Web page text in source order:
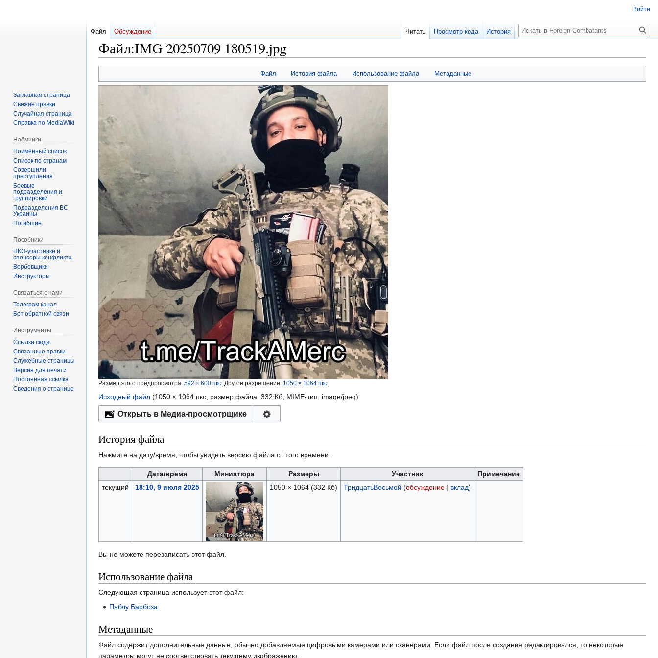
Файл:IMG 20250709 180519.jpg
к
к
Файл История файла Использование файла Метаданные
Размер этого предпросмотра: 592 × 600 пкс Другое разрешение: 1050 × 1064 пкс
Исходный файл (1050 × 1064 пкс, размер файла: 332 Кб, MIME-тип: image/jpeg)
Открыть в Медиа-просмотрщике
История файла
Нажмите на дату/время, чтобы увидеть версию файла от того времени.
Дата/время Миниатюра Размеры Участник
Примечание
текущий
18:10, 9 июля 2025 1050 × 1064 (332 Кб) ТридцатьВосьмой (обсуждение| вклад)
Вы не можете перезаписать этот файл.
Использование файла
Следующая страница использует этот файл:
Паблу Барбоза
Метаданные
Файл содержит дополнительные данные, обычно добавляемые цифровыми камерами или сканерами. Если файл после создания редактировался, то некоторые
параметры могут не соответствовать текущему изображению.
Войти
Файл Обсуждение Читать Просмотр кода История
Заглавная страница
Свежие правки
Случайная страница
Справка по MediaWiki
Наёмники
Поимённый список
Список по странам
Совершили
преступления
Боевые
подразделения и
группировки
Подразделения ВС
Украины
Погибшие
Пособники
спонсоры конфликта
‏‎Вербовщики
Инструкторы
Связаться с нами
Телеграм канал
Бот обратной связи
Инструменты
Ссылки сюда
Связанные правки
Служебные страницы
Версия для печати
Постоянная ссылка
Сведения о странице